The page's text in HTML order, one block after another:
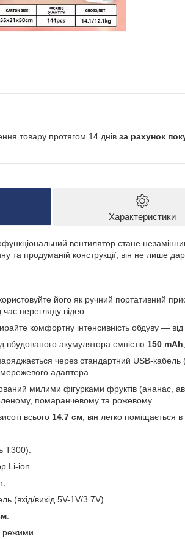
товару протягом 14 днів за рахунок
Характеристики
вентилятор стане
та продуманій конструкції, він не лише
його як ручний портативний
перегляду відео.
комфортну інтенсивність обдуву — від
вбудованого акумулятора ємністю 150 mAh
через стандартний USB-
адаптера.
милими фігурками фруктів (ананас,
помаранчевому та рожевому.
всього 14.7 см , він легко поміщається
T300).
Li-ion.
(вхід/вихід 5V-1V/3.7V).
режими.